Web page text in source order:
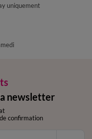
uniquement
newsletter
confirmation